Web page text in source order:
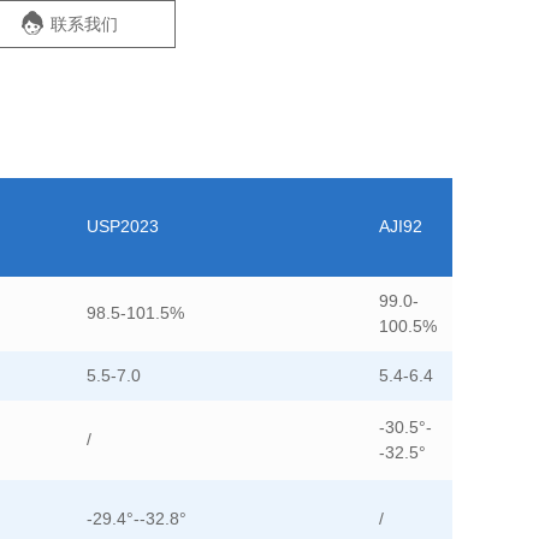
联系我们
USP2023 AJI92
98.5-101.5%
99.0-
100.5%
5.5-7.0 5.4-6.4
/
-30.5°-
-32.5°
-29.4°--32.8° /